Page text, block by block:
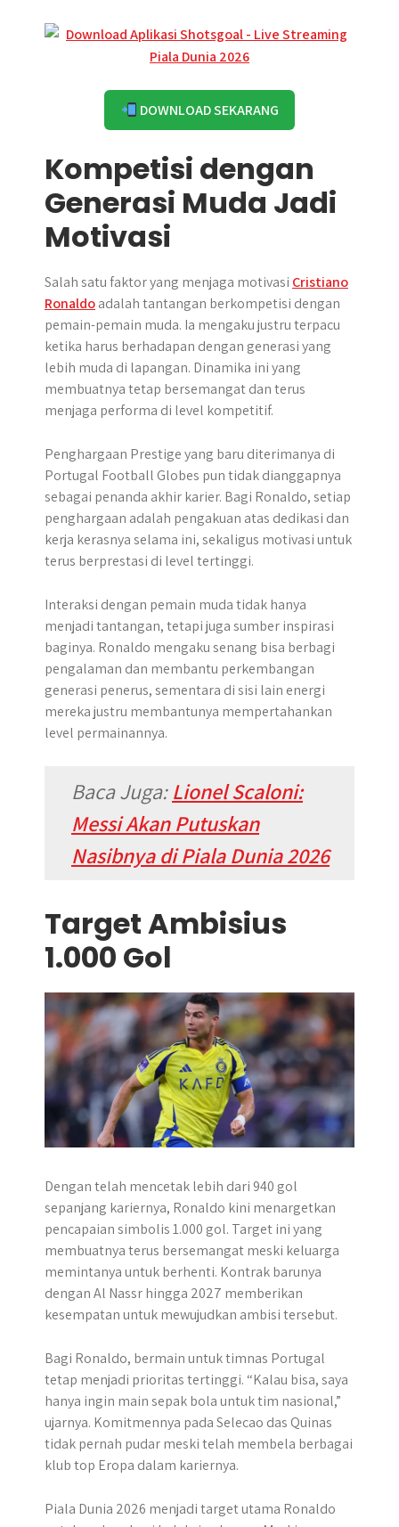
DOWNLOAD SEKARANG
Kompetisi dengan
Generasi Muda Jadi
Motivasi
Salah satu faktor yang menjaga motivasi Cristiano
Ronaldoadalah tantangan berkompetisi dengan
pemain-pemain muda. Ia mengaku justru terpacu
ketika harus berhadapan dengan generasi yang
lebih muda di lapangan. Dinamika ini yang
membuatnya tetap bersemangat dan terus
menjaga performa di level kompetitif.
Penghargaan Prestige yang baru diterimanya di
Portugal Football Globes pun tidak dianggapnya
sebagai penanda akhir karier. Bagi Ronaldo, setiap
penghargaan adalah pengakuan atas dedikasi dan
kerja kerasnya selama ini, sekaligus motivasi untuk
terus berprestasi di level tertinggi.
Interaksi dengan pemain muda tidak hanya
menjadi tantangan, tetapi juga sumber inspirasi
baginya. Ronaldo mengaku senang bisa berbagi
pengalaman dan membantu perkembangan
generasi penerus, sementara di sisi lain energi
mereka justru membantunya mempertahankan
level permainannya.
Baca Juga:Lionel Scaloni:
Messi Akan Putuskan
Nasibnya di Piala Dunia 2026
Target Ambisius
1.000 Gol
Dengan telah mencetak lebih dari 940 gol
sepanjang kariernya, Ronaldo kini menargetkan
pencapaian simbolis 1.000 gol. Target ini yang
membuatnya terus bersemangat meski keluarga
memintanya untuk berhenti. Kontrak barunya
dengan Al Nassr hingga 2027 memberikan
kesempatan untuk mewujudkan ambisi tersebut.
Bagi Ronaldo, bermain untuk timnas Portugal
tetap menjadi prioritas tertinggi. “Kalau bisa, saya
hanya ingin main sepak bola untuk tim nasional,”
ujarnya. Komitmennya pada Selecao das Quinas
tidak pernah pudar meski telah membela berbagai
klub top Eropa dalam kariernya.
Piala Dunia 2026 menjadi target utama Ronaldo